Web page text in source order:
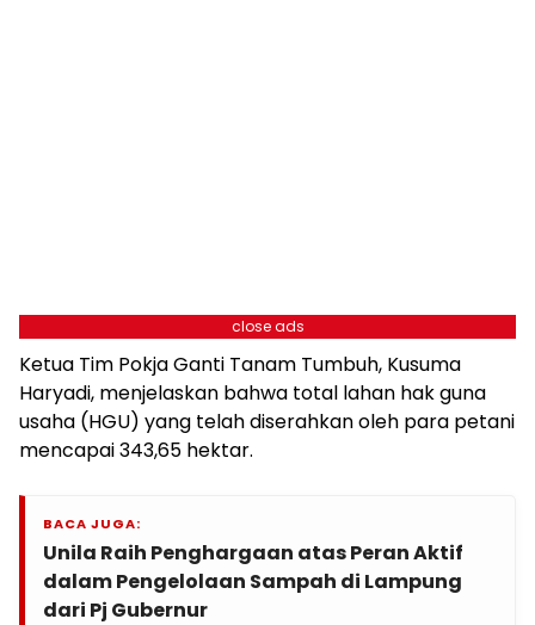
close ads
Ketua Tim Pokja Ganti Tanam Tumbuh, Kusuma
Haryadi, menjelaskan bahwa total lahan hak guna
usaha (HGU) yang telah diserahkan oleh para petani
mencapai 343,65 hektar.
BACA JUGA:
Unila Raih Penghargaan atas Peran Aktif
dalam Pengelolaan Sampah di Lampung
dari Pj Gubernur